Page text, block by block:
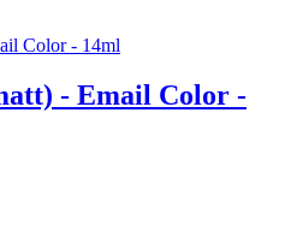
- Email Color -